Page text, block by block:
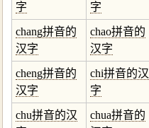
字
字
chang拼音的
汉字
chao拼音的
汉字
cheng拼音的
汉字
chi拼音的汉
字
chu拼音的汉
chua拼音的